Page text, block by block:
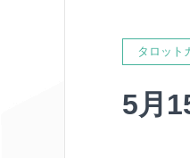
タロット
5月